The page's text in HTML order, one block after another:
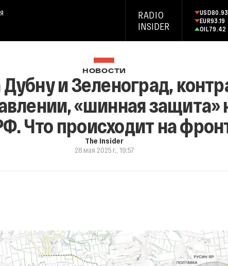
RADIO
INSIDER
USD80.93
EUR93.19
OIL79.42
НОВОСТИ
и Зеленоград,
«шинная защита»
Что происходит на
The Insider
28 мая 2025 г., 19:57